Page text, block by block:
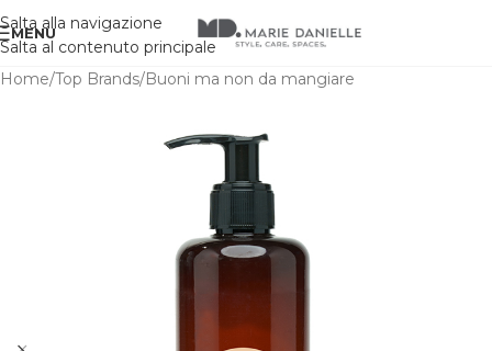
Salta alla navigazione
Salta al contenuto principale
MENU
Home/Top Brands/Buoni ma non da mangiare